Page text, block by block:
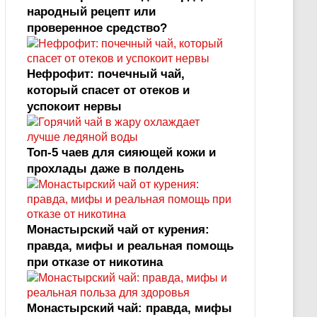
народный рецепт или
проверенное средство?
Нефрофит: почечный чай,
который спасет от отеков и
успокоит нервы
Топ‑5 чаев для сияющей кожи и
прохлады даже в полдень
Монастырский чай от курения:
правда, мифы и реальная помощь
при отказе от никотина
Монастырский чай: правда, мифы